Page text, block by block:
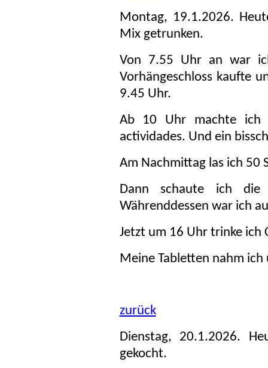
Montag, 19.1.2026.
Mix getrunken.
Von 7.55 Uhr an war
Vorhängeschloss kaufte
9.45 Uhr.
Ab 10 Uhr machte ich
actividades. Und ein
Am Nachmittag las ich 50
Dann schaute ich
Währenddessen war ich
Jetzt um 16 Uhr trinke ich
Meine Tabletten nahm ich
zurück
Dienstag, 20.1.2026.
gekocht.